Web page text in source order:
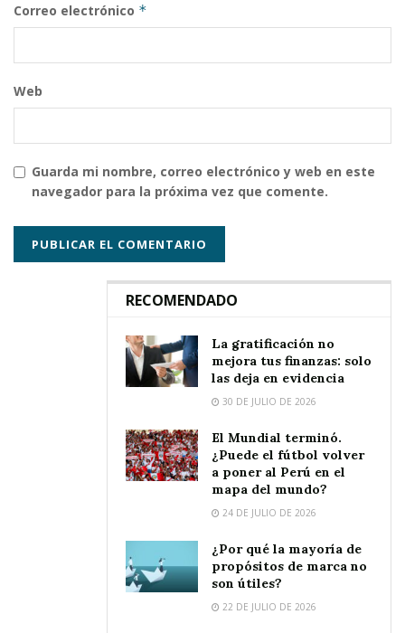
Correo electrónico *
Web
Guarda mi nombre, correo electrónico y web en este
navegador para la próxima vez que comente.
RECOMENDADO
La gratificación no
mejora tus finanzas: solo
las deja en evidencia
30 DE JULIO DE 2026
El Mundial terminó.
¿Puede el fútbol volver
a poner al Perú en el
mapa del mundo?
24 DE JULIO DE 2026
¿Por qué la mayoría de
propósitos de marca no
son útiles?
22 DE JULIO DE 2026